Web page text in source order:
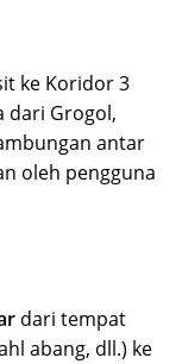
ke Koridor 3
dari Grogol,
antar
oleh pengguna
dari tempat
abang, dll.) ke